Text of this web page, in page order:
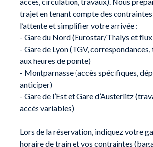
trajet en tenant compte des
l’attente et simplifier votre arrivée :
- Gare du Nord (Eurostar/Thalys et
- Gare de Lyon (TGV,
aux heures de pointe)
- Montparnasse (accès spécifiques,
anticiper)
- Gare de l’Est et Gare d’Austerlitz
accès variables)
Lors de la réservation, indiquez votre
horaire de train et vos contraintes